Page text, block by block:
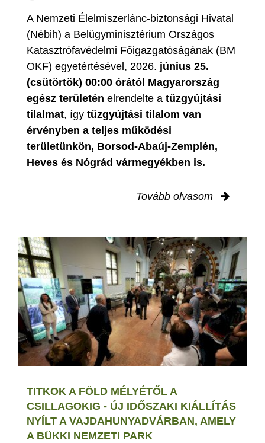
A Nemzeti Élelmiszerlánc-biztonsági Hivatal
(Nébih) a Belügyminisztérium Országos
Katasztrófavédelmi Főigazgatóságának (BM
OKF) egyetértésével, 2026. június 25.
(csütörtök) 00:00 órától Magyarország
egész területén elrendelte a tűzgyújtási
tilalmat, így tűzgyújtási tilalom van
érvényben a teljes működési
területünkön, Borsod-Abaúj-Zemplén,
Heves és Nógrád vármegyékben is.
Tovább olvasom
TITKOK A FÖLD MÉLYÉTŐL A
CSILLAGOKIG - ÚJ IDŐSZAKI KIÁLLÍTÁS
NYÍLT A VAJDAHUNYADVÁRBAN, AMELY
A BÜKKI NEMZETI PARK